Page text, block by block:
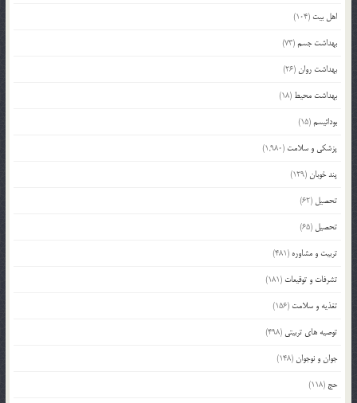
اهل بیت (104)
بهداشت جسم(73)
بهداشت روان(26)
بهداشت محیط (18)
بودائیسم(15)
پزشکی و سلامت (1,980)
پند خوبان(129)
تحصیل (62)
تحصیل (65)
تربیت و مشاوره (481)
تشرفات و توقیعات (181)
تغذیه و سلامت (156)
توصیه های تربیتی (498)
جوان و نوجوان(148)
حج (118)